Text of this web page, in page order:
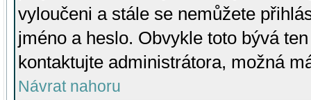
vyloučeni a stále se nemůžete
jméno a heslo. Obvykle toto bývá
kontaktujte administrátora, možná
Návrat nahoru